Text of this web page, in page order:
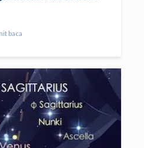
baca